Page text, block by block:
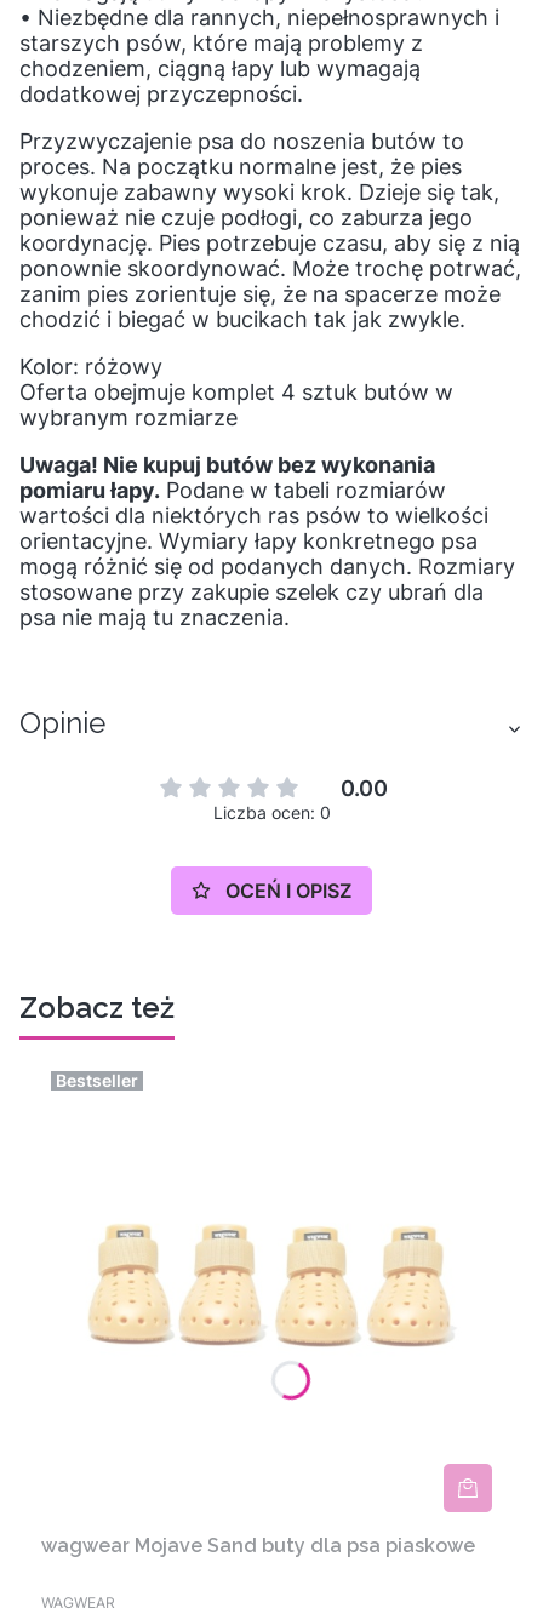
• Niezbędne dla rannych, niepełnosprawnych i
starszych psów, które mają problemy z
chodzeniem, ciągną łapy lub wymagają
dodatkowej przyczepności.
Przyzwyczajenie psa do noszenia butów to
proces. Na początku normalne jest, że pies
wykonuje zabawny wysoki krok. Dzieje się tak,
ponieważ nie czuje podłogi, co zaburza jego
koordynację. Pies potrzebuje czasu, aby się z nią
ponownie skoordynować. Może trochę potrwać,
zanim pies zorientuje się, że na spacerze może
chodzić i biegać w bucikach tak jak zwykle.
Kolor: różowy
Oferta obejmuje komplet 4 sztuk butów w
wybranym rozmiarze
Uwaga! Nie kupuj butów bez wykonania
pomiaru łapy. Podane w tabeli rozmiarów
wartości dla niektórych ras psów to wielkości
orientacyjne. Wymiary łapy konkretnego psa
mogą różnić się od podanych danych. Rozmiary
stosowane przy zakupie szelek czy ubrań dla
psa nie mają tu znaczenia.
Opinie
0.00
Liczba ocen: 0
OCEŃ I OPISZ
Zobacz też
Bestseller
wagwear Mojave Sand buty dla psa piaskowe
WAGWEAR